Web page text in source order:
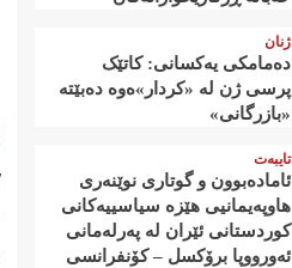
ژنان
دەمامکی یەکسانی: کاتێک
پرسی ژن لە «کردار»ەوە دەبێتە
«بازرگانی»
تایبەت
ئامادەبوون و گوتاری نوێنەری
هاوپەیمانیی هێزە سیاسییەکانی
کوردستانی ئێران لە پەرلەمانی
ئەورووپا برۆکسل – کۆنفرانسی